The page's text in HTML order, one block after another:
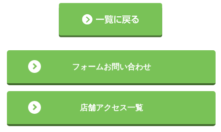
フォームお問い合わせ
店舗アクセス一覧